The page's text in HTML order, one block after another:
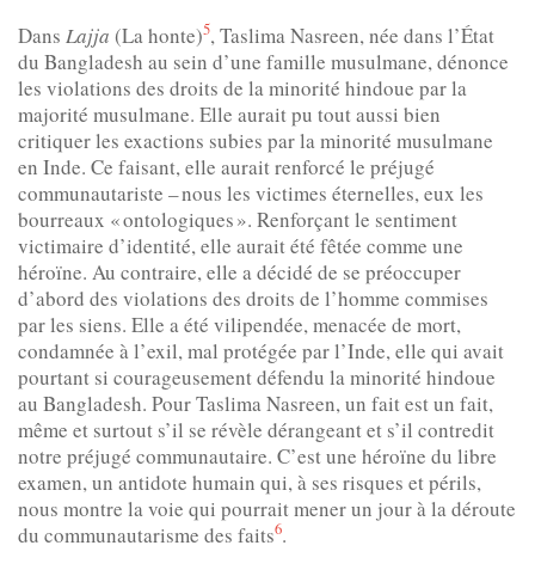
Dans Lajja (La honte)5, Taslima Nasreen, née dans l’État
du Bangladesh au sein d’une famille musulmane, dénonce
les violations des droits de la minorité hindoue par la
majorité musulmane. Elle aurait pu tout aussi bien
critiquer les exactions subies par la minorité musulmane
en Inde. Ce faisant, elle aurait renforcé le préjugé
communautariste – nous les victimes éternelles, eux les
bourreaux « ontologiques ». Renforçant le sentiment
victimaire d’identité, elle aurait été fêtée comme une
héroïne. Au contraire, elle a décidé de se préoccuper
d’abord des violations des droits de l’homme commises
par les siens. Elle a été vilipendée, menacée de mort,
condamnée à l’exil, mal protégée par l’Inde, elle qui avait
pourtant si courageusement défendu la minorité hindoue
au Bangladesh. Pour Taslima Nasreen, un fait est un fait,
même et surtout s’il se révèle dérangeant et s’il contredit
notre préjugé communautaire. C’est une héroïne du libre
examen, un antidote humain qui, à ses risques et périls,
nous montre la voie qui pourrait mener un jour à la déroute
du communautarisme des faits6.